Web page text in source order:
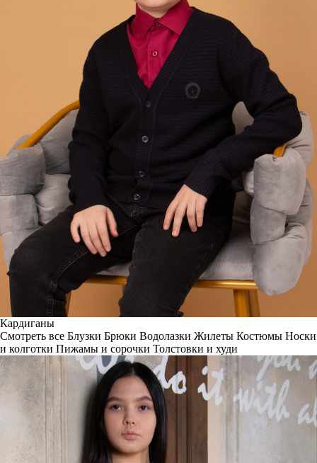
Кардиганы
Смотреть все Блузки Брюки Водолазки Жилеты Костюмы Носки
и колготки Пижамы и сорочки Толстовки и худи